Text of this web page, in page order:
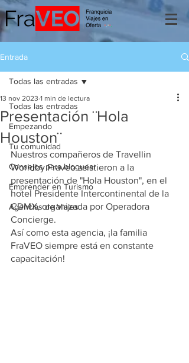
Entrada
Todas las entradas
Empezando
Tu comunidad
Consejos para bloguear
Emprender en Turismo
Agencias de Viajes
Todas las entradas
Presentación ¨Hola
Houston¨
13 nov 2023 1 min de lectura
Nuestros compañeros de Travellin
Worldby Fraveo asistieron a la
presentación de "Hola Houston", en el
hotel Presidente Intercontinental de la
CDMX, organizada por Operadora
Concierge.
Así como esta agencia, ¡la familia
FraVEO siempre está en constante
capacitación!